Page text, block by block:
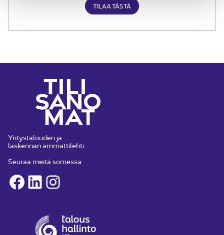
TILAA TÄSTÄ
Yritystalouden ja
laskennan ammattilehti
Seuraa meitä somessa
Facebook
LinkedInInstagram